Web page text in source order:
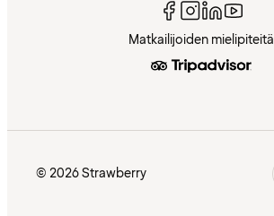
Matkailijoiden mielipiteitä
© 2026 Strawberry